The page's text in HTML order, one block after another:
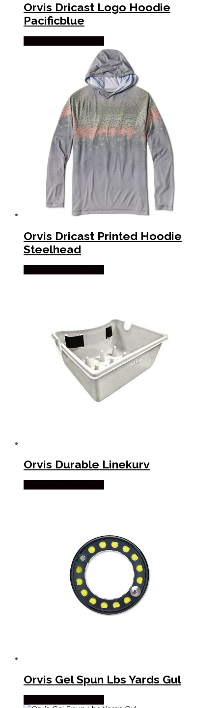
Orvis Dricast Logo Hoodie
Pacificblue
Orvis Dricast Printed Hoodie
Steelhead
Orvis Durable Linekurv
Orvis Gel Spun Lbs Yards Gul